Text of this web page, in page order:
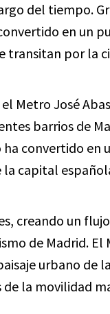
del tiempo.
en un
transitan por la
Metro José
barrios de
convertido en
capital
creando un
de Madrid. El
urbano de
la movilidad